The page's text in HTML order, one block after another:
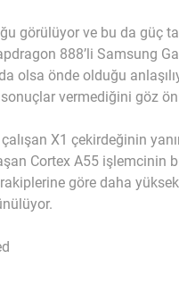
görülüyor ve bu da güç
888’li Samsung
olsa önde olduğu
vermediğini göz
X1 çekirdeğinin
Cortex A55 işlemcinin
göre daha yüksek